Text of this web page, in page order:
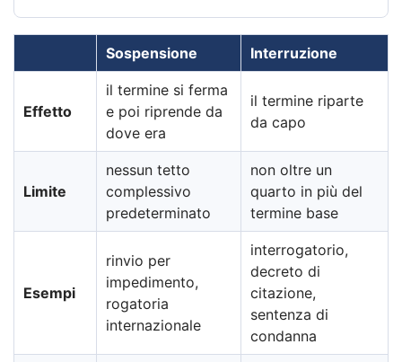
Sospensione Interruzione
Effetto
il termine si ferma
e poi riprende da
dove era
il termine riparte
da capo
Limite
nessun tetto
complessivo
predeterminato
non oltre un
quarto in più del
termine base
Esempi
rinvio per
impedimento,
rogatoria
internazionale
interrogatorio,
decreto di
citazione,
sentenza di
condanna